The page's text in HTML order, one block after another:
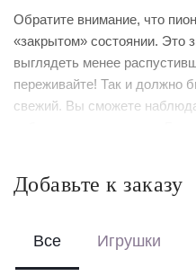
Обратите внимание, что
«закрытом» состоянии. Это
выглядеть менее
переживайте! Так и должно
свежий. Вы сможете
Выберите формат
коробке с аквабоксом,
Добавьте к заказу
Все Игрушки